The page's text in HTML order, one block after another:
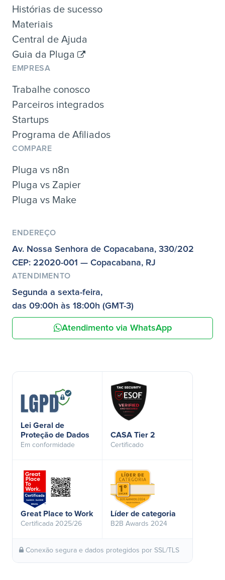
Histórias de sucesso
Materiais
Central de Ajuda
Guia da Pluga
EMPRESA
Trabalhe conosco
Parceiros integrados
Startups
Programa de Afiliados
COMPARE
Pluga vs n8n
Pluga vs Zapier
Pluga vs Make
ENDEREÇO
Av. Nossa Senhora de Copacabana, 330/202
CEP: 22020-001 — Copacabana, RJ
ATENDIMENTO
Segunda a sexta-feira,
das 09:00h às 18:00h (GMT-3)
Atendimento via WhatsApp
Lei Geral de
Proteção de Dados
Em conformidade
CASA Tier 2
Certificado
Great Place to Work
Certificada 2025/26
Líder de categoria
B2B Awards 2024
Conexão segura e dados protegidos por SSL/TLS